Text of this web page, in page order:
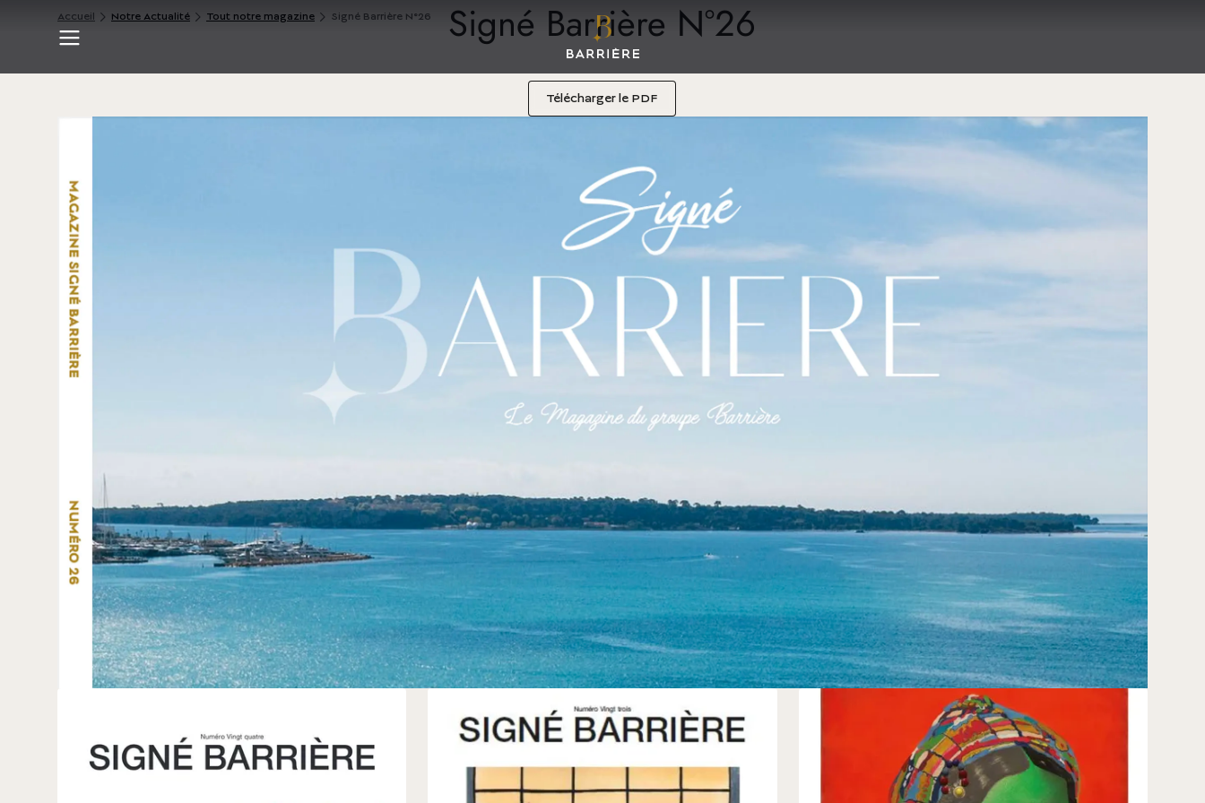
Accueil Notre Actualité Tout notre magazine Signé Barrière N°26 Signé Barrière N°26
Télécharger le PDF